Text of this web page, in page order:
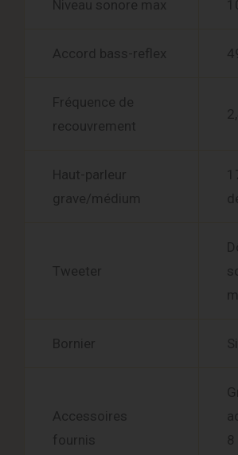
Niveau sonore max
Accord bass-reflex
Fréquence de
recouvrement
Haut-parleur
grave/médium
Tweeter
Bornier
Accessoires
fournis
8